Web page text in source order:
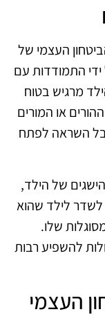
העצמי של
ידי התמודדות עם
מרגיש בטוח
או המורים
השראה לפתח
של הילד,
לשדר לילד שהוא
שלו.
להשפיע רבות
העצמי